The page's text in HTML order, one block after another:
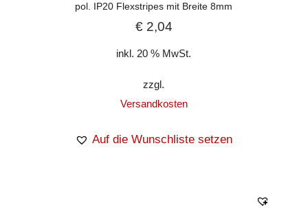
pol. IP20 Flexstripes mit Breite 8mm
€2,04
inkl. 20 % MwSt.
zzgl.
Versandkosten
Auf die Wunschliste setzen